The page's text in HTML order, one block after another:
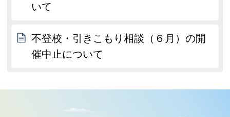
いて
不登校・引きこもり相談（６月）の開
催中止について